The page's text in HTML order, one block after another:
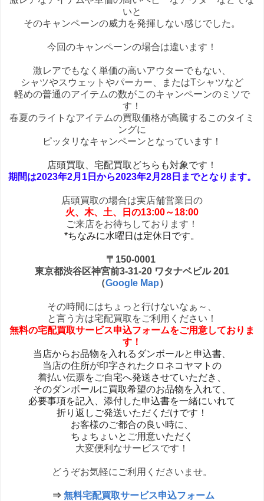
いと
そのキャンペーンの威力を発揮しない感じでした。
今回のキャンペーンの場合は違います！
激レアでもなく単価の高いアウターでもない、
シャツやスウェットやパーカー、またはTシャツなど
軽めの普通のアイテムの数がこのキャンペーンのミソで
す！
春夏のライトなアイテムの買取価格が高騰するこのタイミ
ングに
ピッタリなキャンペーンとなっています！
店頭買取、宅配買取どちらも対象です！
期間は2023年2月1日から2023年2月28日までとなります。
店頭買取の場合は実店舗営業日の
火、木、土、日の13:00～18:00
ご来店をお待ちしております！
*ちなみに水曜日は定休日です。
〒150-0001
東京都渋谷区神宮前3-31-20 ワタナベビル 201
（Google Map）
その時間にはちょっと行けないなぁ～、
と言う方は宅配買取をご利用ください！
無料の宅配買取サービス申込フォームをご用意しておりま
す！
当店からお品物を入れるダンボールと申込書、
当店の住所が印字されたクロネコヤマトの
着払い伝票をご自宅へ発送させていただき、
そのダンボールに買取希望のお品物を入れて、
必要事項を記入、添付した申込書を一緒にいれて
折り返しご発送いただくだけです！
お客様のご都合の良い時に、
ちょちょいとご用意いただく
大変便利なサービスです！
どうぞお気軽にご利用くださいませ。
⇒ 無料宅配買取サービス申込フォーム